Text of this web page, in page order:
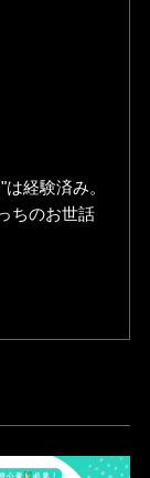
経験済み。
ちのお世話